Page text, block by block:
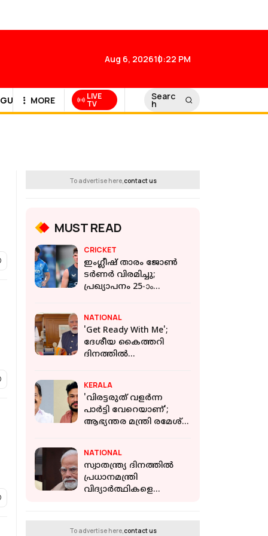
Aug 6, 202610:22 PM
GULF NEWS
MORE LIVE
TV
Searc
h
To advertise here,contact us
MUST READ
CRICKET
ഇംഗ്ലീഷ് താരം ജോൺ
ടർണർ വിരമിച്ചു;
പ്രഖ്യാപനം 25-ാം
NATIONAL
'Get Ready With Me';
ദേശീയ കൈത്തറി
ദിനത്തിൽ
അഭ്യർത്ഥിച്ച്
പ്രധാനമന്ത്രി
KERALA
'വിരട്ടരുത് വളർന്ന
പാർട്ടി വേറെയാണ്';
ആഭ്യന്തര മന്ത്രി രമേശ്
ആയങ്കി
NATIONAL
സ്വാതന്ത്ര്യ ദിനത്തില്‍
പ്രധാനമന്ത്രി
വിദ്യാര്‍ത്ഥികളെ
To advertise here,contact us